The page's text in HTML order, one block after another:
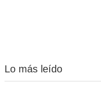
Lo más leído